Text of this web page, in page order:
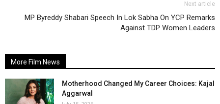
Next article
MP Byreddy Shabari Speech In Lok Sabha On YCP Remarks
Against TDP Women Leaders
More Film News
Motherhood Changed My Career Choices: Kajal
Aggarwal